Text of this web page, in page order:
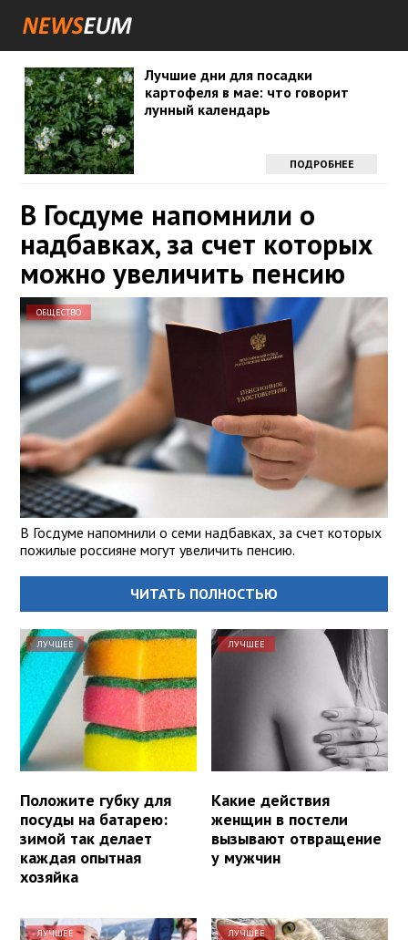
Лучшие дни для посадки
картофеля в мае: что говорит
лунный календарь
ПОДРОБНЕЕ
В Госдуме напомнили о
надбавках, за счет которых
можно увеличить пенсию
ОБЩЕСТВО
В Госдуме напомнили о семи надбавках, за счет которых
пожилые россияне могут увеличить пенсию.
ЧИТАТЬ ПОЛНОСТЬЮ
ЛУЧШЕЕ
Положите губку для
посуды на батарею:
зимой так делает
каждая опытная
хозяйка
ЛУЧШЕЕ
Какие действия
женщин в постели
вызывают отвращение
у мужчин
ЛУЧШЕЕ ЛУЧШЕЕ